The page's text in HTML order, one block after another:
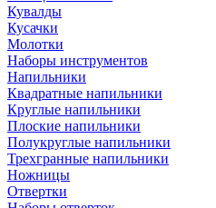
Кувалды
Кусачки
Молотки
Наборы инструментов
Напильники
Квадратные напильники
Круглые напильники
Плоские напильники
Полукруглые напильники
Трехгранные напильники
Ножницы
Отвертки